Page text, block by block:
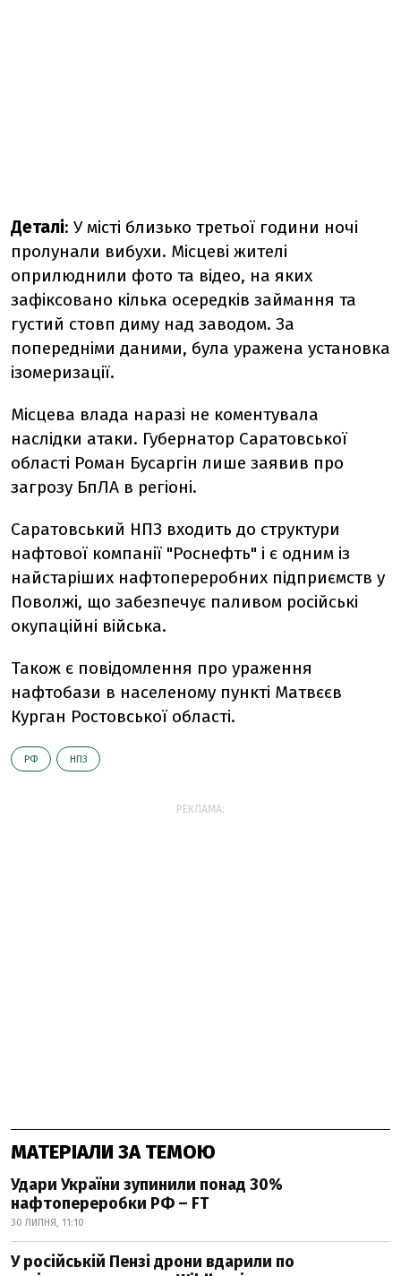
Деталі: У місті близько третьої години ночі
пролунали вибухи. Місцеві жителі
оприлюднили фото та відео, на яких
зафіксовано кілька осередків займання та
густий стовп диму над заводом. За
попередніми даними, була уражена установка
ізомеризації.
Місцева влада наразі не коментувала
наслідки атаки. Губернатор Саратовської
області Роман Бусаргін лише заявив про
загрозу БпЛА в регіоні.
Саратовський НПЗ входить до структури
нафтової компанії "Роснефть" і є одним із
найстаріших нафтопереробних підприємств у
Поволжі, що забезпечує паливом російські
окупаційні війська.
Також є повідомлення про ураження
нафтобази в населеному пункті Матвєєв
Курган Ростовської області.
РФ НПЗ
РЕКЛАМА:
МАТЕРІАЛИ ЗА ТЕМОЮ
Удари України зупинили понад 30%
нафтопереробки РФ – FT
30 ЛИПНЯ, 11:10
У російській Пензі дрони вдарили по